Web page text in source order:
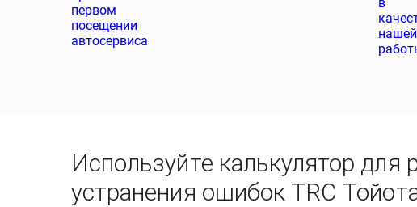
Используйте калькулятор для
устранения ошибок TRC